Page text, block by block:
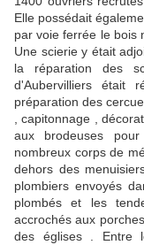
Elle possédait
par voie ferrée le bois
Une scierie y était
la réparation des
d'Aubervilliers
préparation des
, capitonnage ,
aux brodeuses
nombreux corps de
dehors des
plombiers envoyés
plombés et les
accrochés aux
des églises . Entre